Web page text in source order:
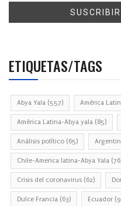
ETIQUETAS/TAGS
Abya Yala (557) América
América Latina-Abya yala (85)
Análisis político (65)
Chile-America latina-Abya Yala
Crisis del coronavirus (62)
Dulce Francia (63) Ecuador